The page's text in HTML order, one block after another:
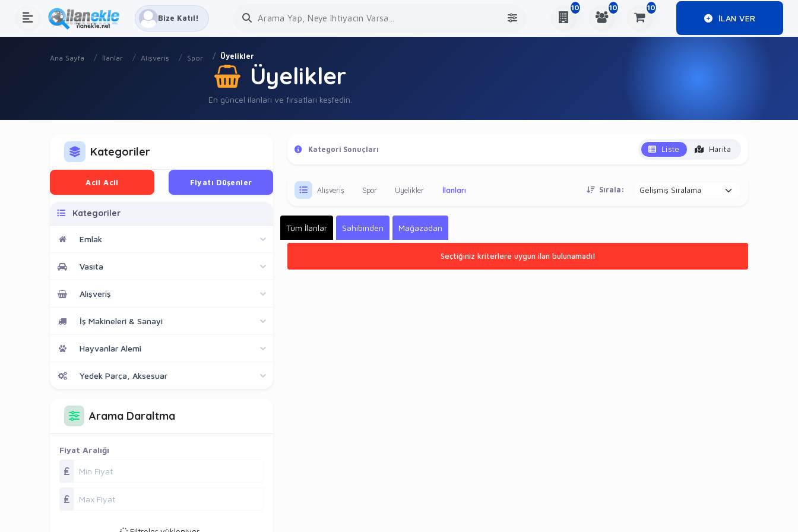
Bize Katıl!
10 10 10
ILAN VER
Ana Sayfa İlanlar Alışveriş Spor Üyelikler
Üyelikler
En güncel ilanları ve fırsatları keşfedin.
Kategoriler
Acil Acil Fiyatı Düşenler
Kategoriler
Emlak
Vasıta
Alışveriş
İş Makineleri & Sanayi
Hayvanlar Alemi
Yedek Parça, Aksesuar
Arama Daraltma
Fiyat Aralığı
Kategori Sonuçları Liste Harita
Alışveriş Spor Üyelikler İlanları Sırala:
Tüm İlanlar Sahibinden Mağazadan
Seçtiğiniz kriterlere uygun ilan bulunamadı!